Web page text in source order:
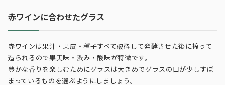
赤ワインに合わせたグラス
赤ワインは果汁・果皮・種子すべて破砕して発酵させた後に搾って
造られるので果実味・渋み・酸味が特徴です。
豊かな香りを楽しむためにグラスは大きめでグラスの口が少しすぼ
まっているものを選ぶようにしましょう。